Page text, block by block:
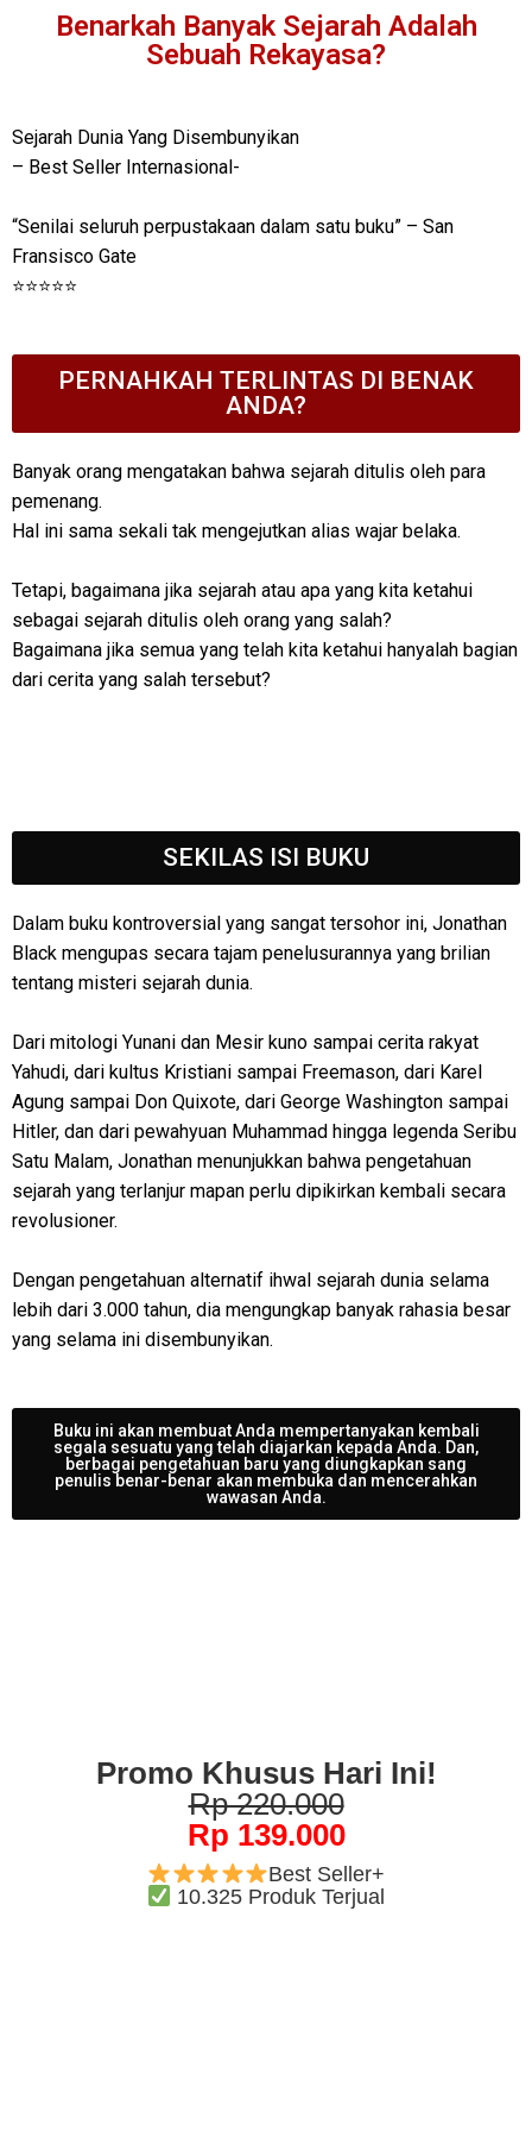
Benarkah Banyak Sejarah Adalah
Sebuah Rekayasa?
Sejarah Dunia Yang Disembunyikan
– Best Seller Internasional-
“Senilai seluruh perpustakaan dalam satu buku” – San
Fransisco Gate
⭐⭐⭐⭐⭐
PERNAHKAH TERLINTAS DI BENAK
ANDA?
Banyak orang mengatakan bahwa sejarah ditulis oleh para
pemenang.
Hal ini sama sekali tak mengejutkan alias wajar belaka.
Tetapi, bagaimana jika sejarah atau apa yang kita ketahui
sebagai sejarah ditulis oleh orang yang salah?
Bagaimana jika semua yang telah kita ketahui hanyalah bagian
dari cerita yang salah tersebut?
SEKILAS ISI BUKU
Dalam buku kontroversial yang sangat tersohor ini, Jonathan
Black mengupas secara tajam penelusurannya yang brilian
tentang misteri sejarah dunia.
Dari mitologi Yunani dan Mesir kuno sampai cerita rakyat
Yahudi, dari kultus Kristiani sampai Freemason, dari Karel
Agung sampai Don Quixote, dari George Washington sampai
Hitler, dan dari pewahyuan Muhammad hingga legenda Seribu
Satu Malam, Jonathan menunjukkan bahwa pengetahuan
sejarah yang terlanjur mapan perlu dipikirkan kembali secara
revolusioner.
Dengan pengetahuan alternatif ihwal sejarah dunia selama
lebih dari 3.000 tahun, dia mengungkap banyak rahasia besar
yang selama ini disembunyikan.
Buku ini akan membuat Anda mempertanyakan kembali
segala sesuatu yang telah diajarkan kepada Anda. Dan,
berbagai pengetahuan baru yang diungkapkan sang
penulis benar-benar akan membuka dan mencerahkan
wawasan Anda.
Promo Khusus Hari Ini!
Rp 220.000
Rp 139.000
Best Seller+
10.325 Produk Terjual